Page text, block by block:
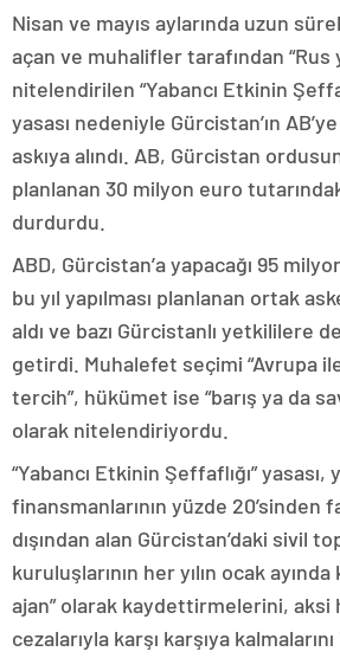
Nisan ve mayıs aylarında uzun
açan ve muhalifler tarafından “Rus
nitelendirilen “Yabancı Etkinin
yasası nedeniyle Gürcistan’ın
askıya alındı. AB, Gürcistan
planlanan 30 milyon euro
durdurdu.
ABD, Gürcistan’a yapacağı 95
bu yıl yapılması planlanan ortak
aldı ve bazı Gürcistanlı yetkililere
getirdi. Muhalefet seçimi “Avrupa
tercih”, hükümet ise “barış ya da
olarak nitelendiriyordu.
“Yabancı Etkinin Şeffaflığı” yasası,
finansmanlarının yüzde 20’sinden
dışından alan Gürcistan’daki sivil
kuruluşlarının her yılın ocak
ajan” olarak kaydettirmelerini, aksi
cezalarıyla karşı karşıya